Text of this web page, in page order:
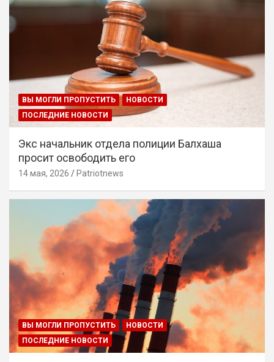
ВЫ МОГЛИ ПРОПУСТИТЬ
НОВОСТИ
ПОСЛЕДНИЕ НОВОСТИ
Экс начальник отдела полиции Балхаша
просит освободить его
14 мая, 2026 Patriotnews
ВЫ МОГЛИ ПРОПУСТИТЬ
НОВОСТИ
ПОСЛЕДНИЕ НОВОСТИ